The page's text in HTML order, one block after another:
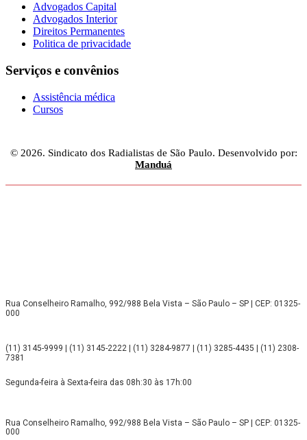
Advogados Capital
Advogados Interior
Direitos Permanentes
Politica de privacidade
Serviços e convênios
Assistência médica
Cursos
© 2026. Sindicato dos Radialistas de São Paulo. Desenvolvido por:
Manduá
Rua Conselheiro Ramalho, 992/988 Bela Vista – São Paulo – SP | CEP: 01325-
000
(11) 3145-9999 | (11) 3145-2222 | (11) 3284-9877 | (11) 3285-4435 | (11) 2308-
7381
Segunda-feira à Sexta-feira das 08h:30 às 17h:00
Rua Conselheiro Ramalho, 992/988 Bela Vista – São Paulo – SP | CEP: 01325-
000